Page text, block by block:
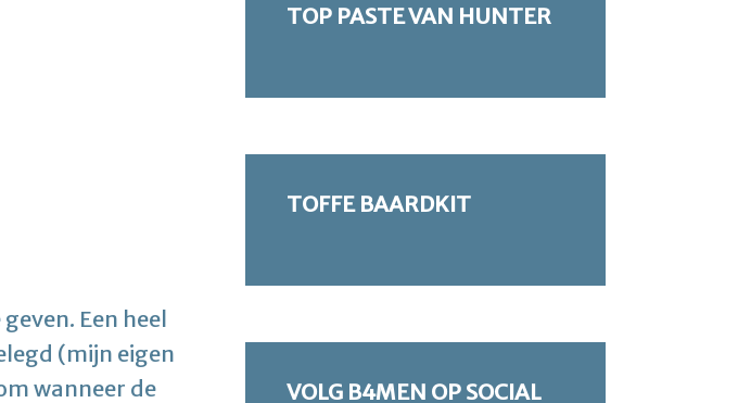
Een heel
(mijn eigen
wanneer de
TOP PASTE VAN HUNTER
TOFFE BAARDKIT
VOLG B4MEN OP SOCIAL